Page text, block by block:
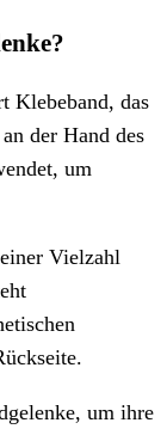
Klebeband, das
der Hand des
um
Vielzahl
um ihre